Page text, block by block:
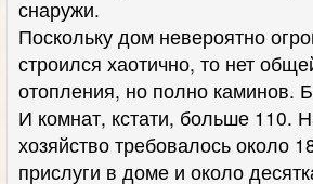
снаружи.
Поскольку дом невероятно
строился хаотично, то нет
отопления, но полно каминов.
И комнат, кстати, больше 110.
хозяйство требовалось около
прислуги в доме и около